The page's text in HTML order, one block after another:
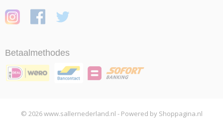
Betaalmethodes
© 2026 www.sallernederland.nl - Powered by Shoppagina.nl